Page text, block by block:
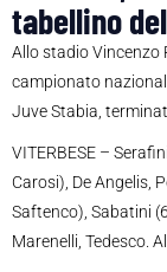
tabellino
Allo stadio Vincenzo
campionato
Juve Stabia,
VITERBESE –
Carosi), De Angelis,
Saftenco), Sabatini
Marenelli, Tedesco.